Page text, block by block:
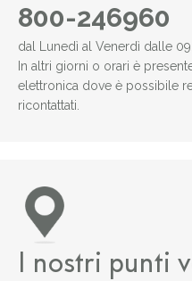
800-246960
dal Lunedì al Venerdì dalle
In altri giorni o orari è
elettronica dove è possibile
ricontattati.
I nostri punti